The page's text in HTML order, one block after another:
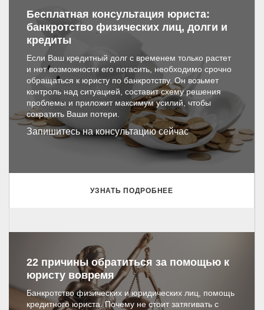
Бесплатная консультация юриста:
банкротство физических лиц, долги и
кредиты
Если Ваш кредитный долг с временем только растет
и нет возможности его погасить, необходимо срочно
обращаться к юристу по банкротству. Он возьмет
контроль над ситуацией, составит схему решения
проблемы и приложит максимум усилий, чтобы
сократить Ваши потери.
Запишитесь на консультацию сейчас
УЗНАТЬ ПОДРОБНЕЕ
22 причины обратиться за помощью к
юристу вовремя
Банкротство физических и юридических лиц, помощь
кредитного юриста. Почему не стоит затягивать с